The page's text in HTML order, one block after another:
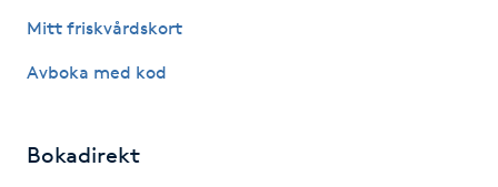
Hudvård
Mitt friskvårdskort
Avboka med kod
Bokadirekt